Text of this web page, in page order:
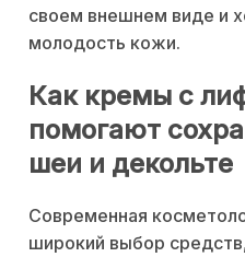
своем внешнем виде и
молодость кожи.
Как кремы с
помогают
шеи и декольте
Современная
широкий выбор